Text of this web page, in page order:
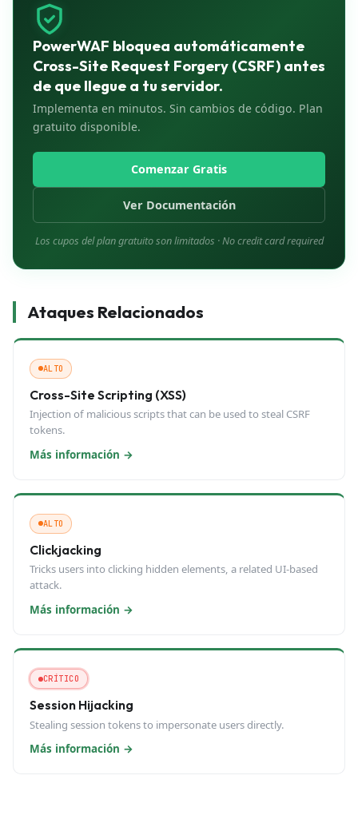
SameSite=Lax por defecto.
adjunta automáticamente encabezados personalizados a
solicitudes cross-origin.
PowerWAF bloquea automáticamente
Cross-Site Request Forgery (CSRF) antes
de que llegue a tu servidor.
Implementa en minutos. Sin cambios de código. Plan
gratuito disponible.
Comenzar Gratis
Ver Documentación
Los cupos del plan gratuito son limitados ·No credit card required
Ataques Relacionados
ALTO
Cross-Site Scripting (XSS)
Injection of malicious scripts that can be used to steal CSRF
tokens.
Más información →
ALTO
Clickjacking
Tricks users into clicking hidden elements, a related UI-based
attack.
Más información →
CRÍTICO
Session Hijacking
Stealing session tokens to impersonate users directly.
Más información →